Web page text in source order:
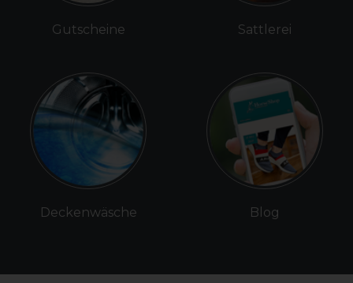
Gutscheine
Deckenwäsche
Sattlerei
Blog